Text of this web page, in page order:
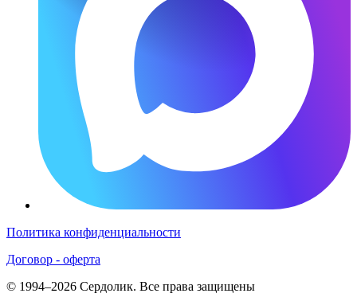
Политика конфиденциальности
Договор - оферта
© 1994–2026 Сердолик. Все права защищены